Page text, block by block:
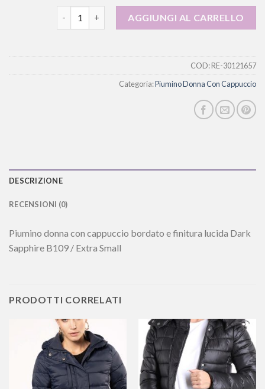
AGGIUNGI AL CARRELLO
COD:RE-30121657
Categoria:Piumino Donna Con Cappuccio
DESCRIZIONE
RECENSIONI (0)
Piumino donna con cappuccio bordato e finitura lucida Dark
Sapphire B109 / Extra Small
PRODOTTI CORRELATI